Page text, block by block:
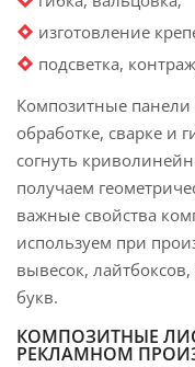
изготовление
подсветка,
Композитные панели
обработке, сварке и
согнуть
получаем
важные свойства
используем при
вывесок,
букв.
КОМПОЗИТНЫЕ
РЕКЛАМНОМ